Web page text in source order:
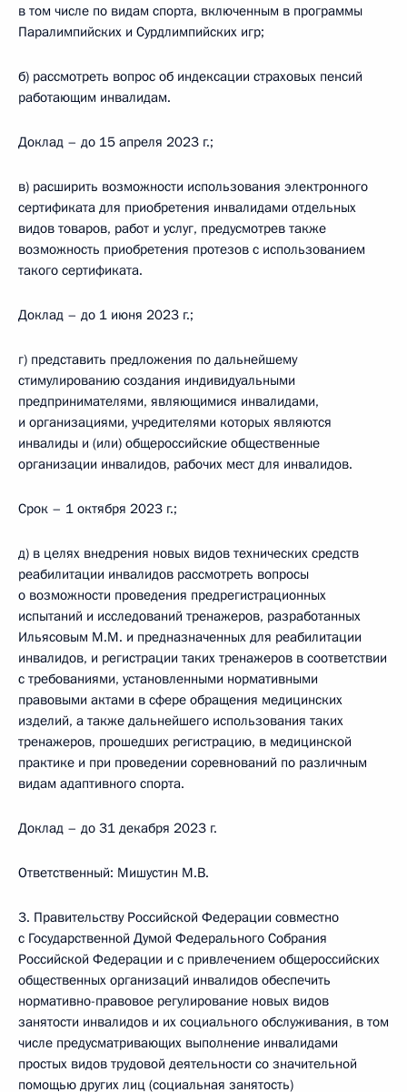
в том числе по видам спорта, включенным в программы
Паралимпийских и Сурдлимпийских игр;
б) рассмотреть вопрос об индексации страховых пенсий
работающим инвалидам.
Доклад – до 15 апреля 2023 г.;
в) расширить возможности использования электронного
сертификата для приобретения инвалидами отдельных
видов товаров, работ и услуг, предусмотрев также
возможность приобретения протезов с использованием
такого сертификата.
Доклад – до 1 июня 2023 г.;
г) представить предложения по дальнейшему
стимулированию создания индивидуальными
предпринимателями, являющимися инвалидами,
и организациями, учредителями которых являются
инвалиды и (или) общероссийские общественные
организации инвалидов, рабочих мест для инвалидов.
Срок – 1 октября 2023 г.;
д) в целях внедрения новых видов технических средств
реабилитации инвалидов рассмотреть вопросы
о возможности проведения предрегистрационных
испытаний и исследований тренажеров, разработанных
Ильясовым М.М. и предназначенных для реабилитации
инвалидов, и регистрации таких тренажеров в соответствии
с требованиями, установленными нормативными
правовыми актами в сфере обращения медицинских
изделий, а также дальнейшего использования таких
тренажеров, прошедших регистрацию, в медицинской
практике и при проведении соревнований по различным
видам адаптивного спорта.
Доклад – до 31 декабря 2023 г.
Ответственный: Мишустин М.В.
3. Правительству Российской Федерации совместно
с Государственной Думой Федерального Собрания
Российской Федерации и с привлечением общероссийских
общественных организаций инвалидов обеспечить
нормативно-правовое регулирование новых видов
занятости инвалидов и их социального обслуживания, в том
числе предусматривающих выполнение инвалидами
простых видов трудовой деятельности со значительной
помощью других лиц (социальная занятость)